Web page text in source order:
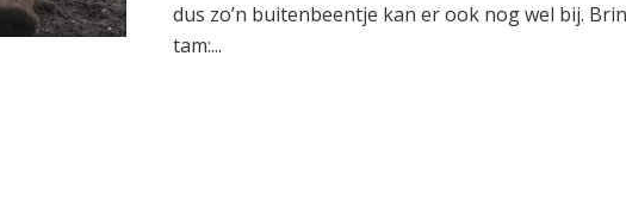
dus zo’n buitenbeentje kan er ook nog wel bij.
tam:...